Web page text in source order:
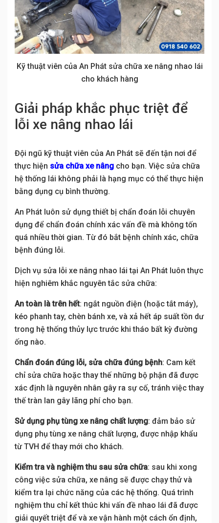
Kỹ thuật viên của An Phát sửa chữa xe nâng nhao lái
cho khách hàng
Giải pháp khắc phục triệt để
lỗi xe nâng nhao lái
Đội ngũ kỹ thuật viên của An Phát sẽ đến tận nơi để
thực hiện sửa chữa xe nâng cho bạn. Việc sửa chữa
hệ thống lái không phải là hạng mục có thể thực hiện
bằng dụng cụ bình thường.
An Phát luôn sử dụng thiết bị chẩn đoán lỗi chuyên
dụng để chẩn đoán chính xác vấn đề mà không tốn
quá nhiều thời gian. Từ đó bắt bệnh chính xác, chữa
bệnh đúng lỗi.
Dịch vụ sửa lỗi xe nâng nhao lái tại An Phát luôn thực
hiện nghiêm khắc nguyên tắc sửa chữa:
An toàn là trên hết: ngắt nguồn điện (hoặc tắt máy),
kéo phanh tay, chèn bánh xe, và xả hết áp suất tồn dư
trong hệ thống thủy lực trước khi tháo bất kỳ đường
ống nào.
Chẩn đoán đúng lỗi, sửa chữa đúng bệnh: Cam kết
chỉ sửa chữa hoặc thay thế những bộ phận đã được
xác định là nguyên nhân gây ra sự cố, tránh việc thay
thế tràn lan gây lãng phí cho bạn.
Sử dụng phụ tùng xe nâng chất lượng: đảm bảo sử
dụng phụ tùng xe nâng chất lượng, được nhập khẩu
từ TVH để thay mới cho khách.
Kiểm tra và nghiệm thu sau sửa chữa: sau khi xong
công việc sửa chữa, xe nâng sẽ được chạy thử và
kiểm tra lại chức năng của các hệ thống. Quá trình
nghiệm thu chỉ kết thúc khi vấn đề nhao lái đã được
giải quyết triệt để và xe vận hành một cách ổn định,